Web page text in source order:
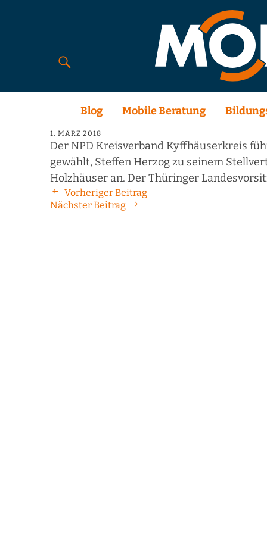
Blog Mobile Beratung
1. MÄRZ 2018
Der NPD Kreisverband Kyffhäuserkreis
gewählt, Steffen Herzog zu seinem
Holzhäuser an. Der Thüringer
Vorheriger Beitrag
Nächster Beitrag